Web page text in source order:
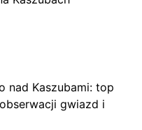
nad Kaszubami: top
gwiazd i